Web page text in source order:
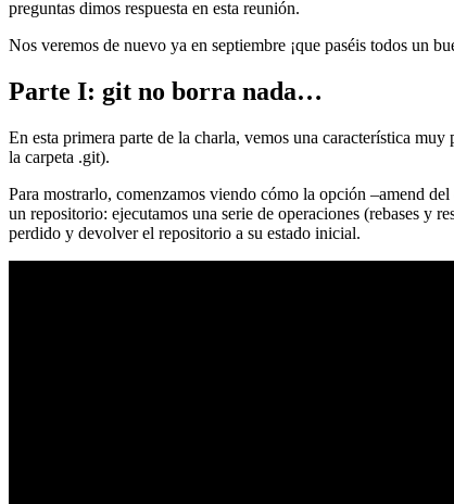
preguntas dimos respuesta en esta reunión.
Nos veremos de nuevo ya en septiembre ¡que paséis todos un
Parte I: git no borra nada…
En esta primera parte de la charla, vemos una característica
la carpeta .git).
Para mostrarlo, comenzamos viendo cómo la opción –amend
un repositorio: ejecutamos una serie de operaciones (rebases y
perdido y devolver el repositorio a su estado inicial.